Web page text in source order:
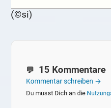
(©si)
15 Kommentare
Kommentar schreiben →
Du musst Dich an die